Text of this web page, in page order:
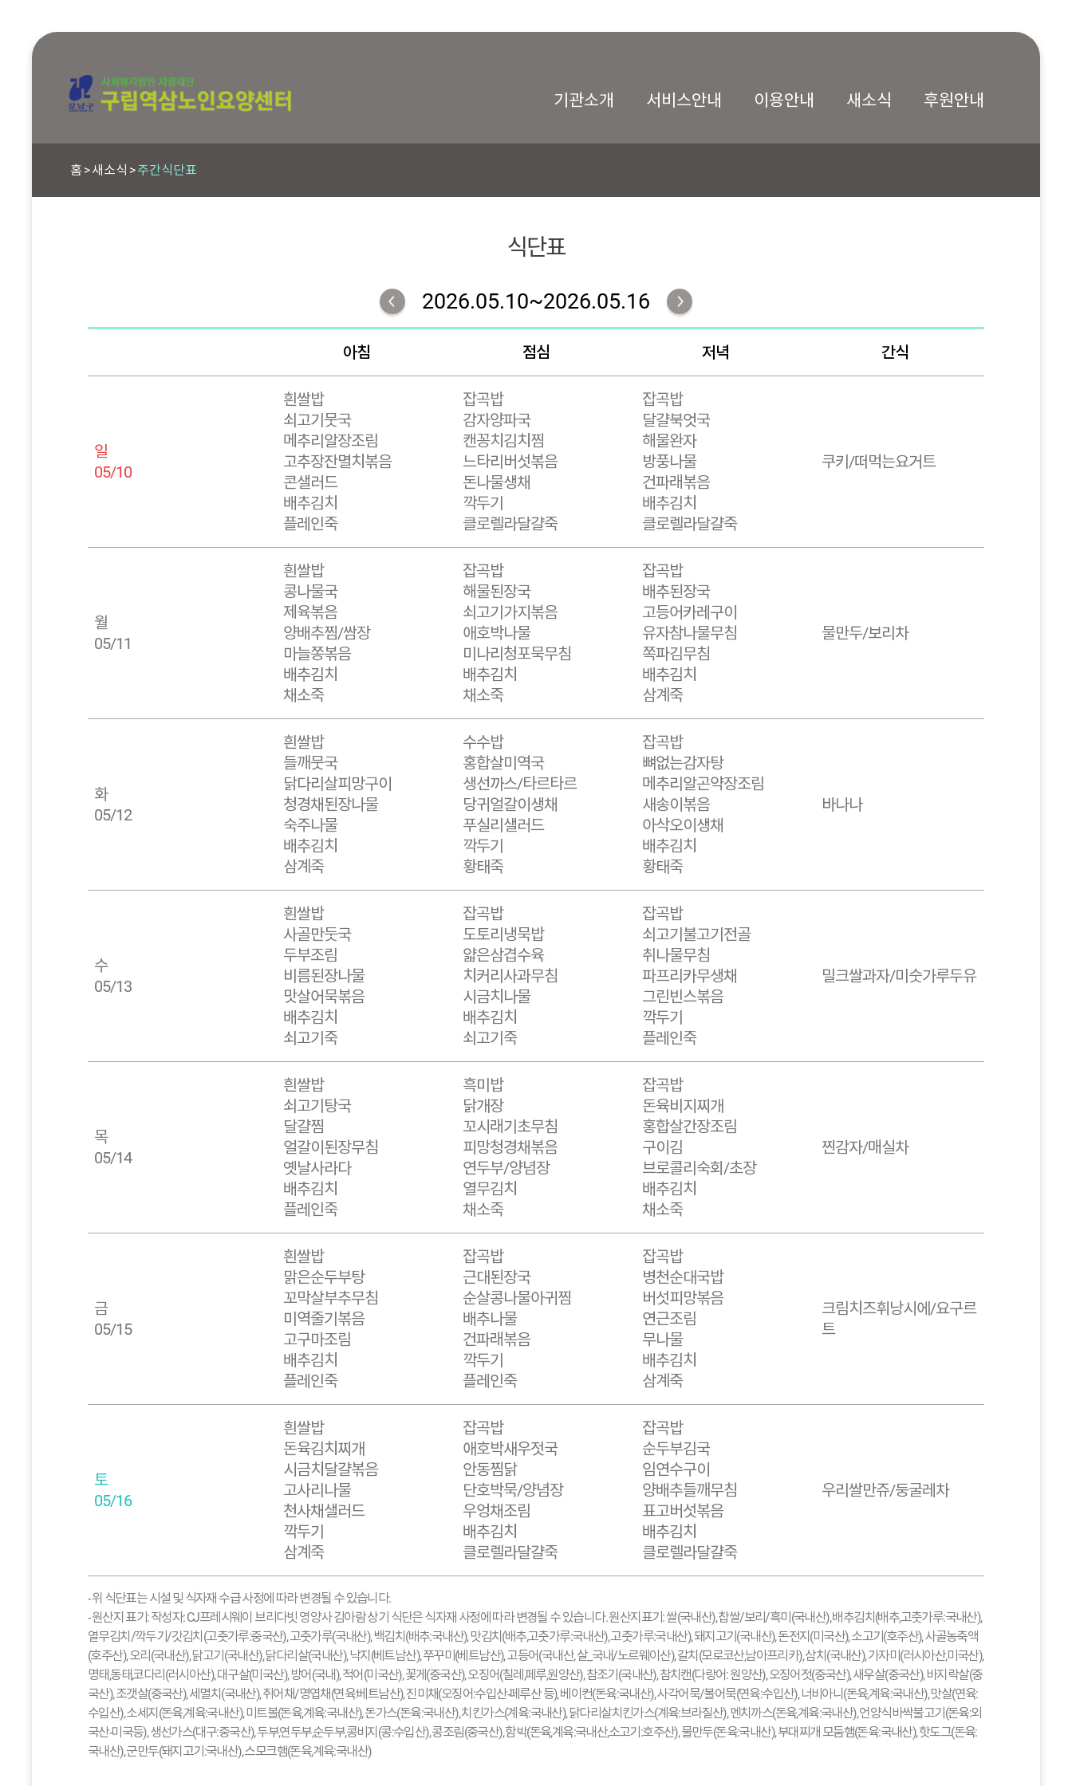
기관소개 서비스안내 이용안내 새소식 후원안내
홈 새소식 주간식단표
식단표
2026.05.10~2026.05.16
아침 점심 저녁 간식
일
05/10
흰쌀밥
쇠고기뭇국
메추리알장조림
고추장잔멸치볶음
콘샐러드
배추김치
플레인죽
잡곡밥
감자양파국
캔꽁치김치찜
느타리버섯볶음
돈나물생채
깍두기
클로렐라달걀죽
잡곡밥
달걀북엇국
해물완자
방풍나물
건파래볶음
배추김치
클로렐라달걀죽
쿠키/떠먹는요거트
월
05/11
흰쌀밥
콩나물국
제육볶음
양배추찜/쌈장
마늘쫑볶음
배추김치
채소죽
잡곡밥
해물된장국
쇠고기가지볶음
애호박나물
미나리청포묵무침
배추김치
채소죽
잡곡밥
배추된장국
고등어카레구이
유자참나물무침
쪽파김무침
배추김치
삼계죽
물만두/보리차
화
05/12
흰쌀밥
들깨뭇국
닭다리살피망구이
청경채된장나물
숙주나물
배추김치
삼계죽
수수밥
홍합살미역국
생선까스/타르타르
당귀얼갈이생채
푸실리샐러드
깍두기
황태죽
잡곡밥
뼈없는감자탕
메추리알곤약장조림
새송이볶음
아삭오이생채
배추김치
황태죽
바나나
수
05/13
흰쌀밥
사골만둣국
두부조림
비름된장나물
맛살어묵볶음
배추김치
쇠고기죽
잡곡밥
도토리냉묵밥
얇은삼겹수육
치커리사과무침
시금치나물
배추김치
쇠고기죽
잡곡밥
쇠고기불고기전골
취나물무침
파프리카무생채
그린빈스볶음
깍두기
플레인죽
밀크쌀과자/미숫가루두유
목
05/14
흰쌀밥
쇠고기탕국
달걀찜
얼갈이된장무침
옛날사라다
배추김치
플레인죽
흑미밥
닭개장
꼬시래기초무침
피망청경채볶음
연두부/양념장
열무김치
채소죽
잡곡밥
돈육비지찌개
홍합살간장조림
구이김
브로콜리숙회/초장
배추김치
채소죽
찐감자/매실차
금
05/15
흰쌀밥
맑은순두부탕
꼬막살부추무침
미역줄기볶음
고구마조림
배추김치
플레인죽
잡곡밥
근대된장국
순살콩나물아귀찜
배추나물
건파래볶음
깍두기
플레인죽
잡곡밥
병천순대국밥
버섯피망볶음
연근조림
무나물
배추김치
삼계죽
크림치즈휘낭시에/요구르
트
토
05/16
흰쌀밥
돈육김치찌개
시금치달걀볶음
고사리나물
천사채샐러드
깍두기
삼계죽
잡곡밥
애호박새우젓국
안동찜닭
단호박묵/양념장
우엉채조림
배추김치
클로렐라달걀죽
잡곡밥
순두부김국
임연수구이
양배추들깨무침
표고버섯볶음
배추김치
클로렐라달걀죽
우리쌀만쥬/둥굴레차
- 위 식단표는 시설 및 식자재 수급 사정에 따라 변경될 수 있습니다.
- 원산지 표기: 작성자: CJ프레시웨이 브리다빗 영양사 김아람 상기 식단은 식자재 사정에 따라 변경될 수 있습니다. 원산지표기: 쌀(국내산), 찹쌀/보리/흑미(국내산), 배추김치(배추,고춧가루:국내산),
열무김치/깍두기/갓김치(고춧가루:중국산), 고춧가루(국내산), 백김치(배추:국내산), 맛김치(배추,고춧가루:국내산), 고춧가루:국내산), 돼지고기(국내산), 돈전지(미국산), 소고기(호주산), 사골농축액
(호주산), 오리(국내산), 닭고기(국내산), 닭다리살(국내산), 낙지(베트남산), 쭈꾸미(베트남산), 고등어(국내산, 살_국내/노르웨이산), 갈치(모로코산,남아프리카), 삼치(국내산), 가자미(러시아산,미국산),
명태,동태,코다리(러시아산), 대구살(미국산), 방어(국내), 적어(미국산), 꽃게(중국산), 오징어(칠레,페루,원양산), 참조기(국내산), 참치캔(다랑어: 원양산), 오징어젓(중국산), 새우살(중국산), 바지락살(중
국산), 조갯살(중국산), 세멸치(국내산), 쥐어채/명엽채(연육:베트남산), 진미채(오징어:수입산-페루산 등), 베이컨(돈육:국내산), 사각어묵/볼어묵(연육:수입산), 너비아니(돈육,계육:국내산), 맛살(연육:
수입산), 소세지(돈육,계육:국내산), 미트볼(돈육,계육:국내산), 돈가스(돈육:국내산), 치킨가스(계육:국내산), 닭다리살치킨가스(계육:브라질산), 멘치까스(돈육,계육:국내산), 언양식바싹불고기(돈육:외
국산-미국등), 생선가스(대구:중국산), 두부,연두부,순두부,콩비지(콩:수입산), 콩조림(중국산), 함박(돈육,계육:국내산,소고기:호주산), 물만두(돈육:국내산), 부대찌개 모둠햄(돈육:국내산), 핫도그(돈육:
국내산), 군만두(돼지고기:국내산), 스모크햄(돈육,계육:국내산)